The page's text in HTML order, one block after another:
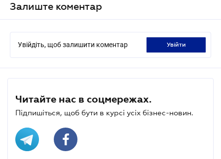
Залиште коментар
Увійдіть, щоб залишити коментар увійти
Читайте нас в соцмережах.
Підпишіться, щоб бути в курсі усіх бізнес-новин.